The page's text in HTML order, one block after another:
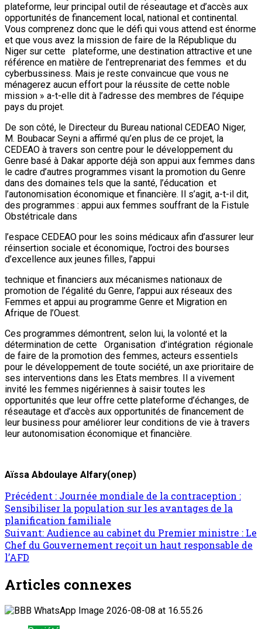
plateforme, leur principal outil de réseautage et d’accès aux
opportunités de financement local, national et continental.
Vous comprenez donc que le défi qui vous attend est énorme
et que vous avez la mission de faire de la République du
Niger sur cette plateforme, une destination attractive et une
référence en matière de l’entreprenariat des femmes et du
cyberbussiness. Mais je reste convaincue que vous ne
ménagerez aucun effort pour la réussite de cette noble
mission » a-t-elle dit à l’adresse des membres de l’équipe
pays du projet.
De son côté, le Directeur du Bureau national CEDEAO Niger,
M. Boubacar Seyni a affirmé qu’en plus de ce projet, la
CEDEAO à travers son centre pour le développement du
Genre basé à Dakar apporte déjà son appui aux femmes dans
le cadre d’autres programmes visant la promotion du Genre
dans des domaines tels que la santé, l’éducation et
l’autonomisation économique et financière. Il s’agit, a-t-il dit,
des programmes : appui aux femmes souffrant de la Fistule
Obstétricale dans
l’espace CEDEAO pour les soins médicaux afin d’assurer leur
réinsertion sociale et économique, l’octroi des bourses
d’excellence aux jeunes filles, l’appui
technique et financiers aux mécanismes nationaux de
promotion de l’égalité du Genre, l’appui aux réseaux des
Femmes et appui au programme Genre et Migration en
Afrique de l’Ouest.
Ces programmes démontrent, selon lui, la volonté et la
détermination de cette Organisation d’intégration régionale
de faire de la promotion des femmes, acteurs essentiels
pour le développement de toute société, un axe prioritaire de
ses interventions dans les Etats membres. Il a vivement
invité les femmes nigériennes à saisir toutes les
opportunités que leur offre cette plateforme d’échanges, de
réseautage et d’accès aux opportunités de financement de
leur business pour améliorer leur conditions de vie à travers
leur autonomisation économique et financière.
Aïssa Abdoulaye Alfary(onep)
Précédent : Journée mondiale de la contraception :
Sensibiliser la population sur les avantages de la
planification familiale
Suivant: Audience au cabinet du Premier ministre : Le
Chef du Gouvernement reçoit un haut responsable de
l’AFD
Articles connexes